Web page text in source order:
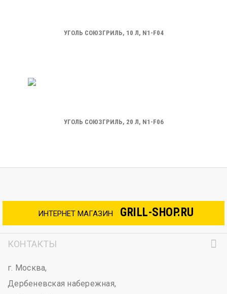
УГОЛЬ СОЮЗГРИЛЬ, 10 Л, N1-F04
УГОЛЬ СОЮЗГРИЛЬ, 20 Л, N1-F06
ИНТЕРНЕТ МАГАЗИН GRILL-SHOP.RU
КОНТАКТЫ
г. Москва,
Дербеневская набережная,